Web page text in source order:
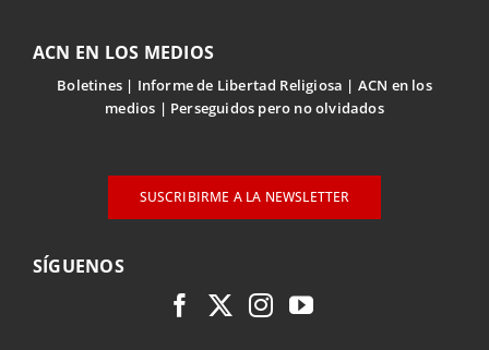
ACN EN LOS MEDIOS
Boletines Informe de Libertad Religiosa
ACN en los
medios
Perseguidos pero no olvidados
SUSCRIBIRME A LA NEWSLETTER
SÍGUENOS